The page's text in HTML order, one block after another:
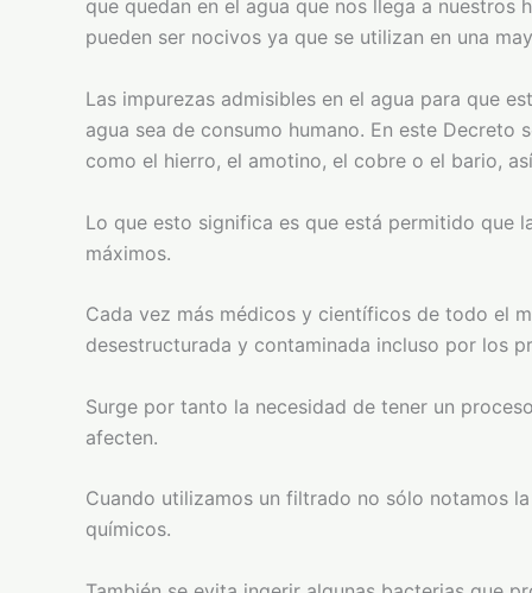
que quedan en el agua que nos llega a
pueden ser nocivos ya que se utilizan en una
Las impurezas admisibles en el agua para que
agua sea de consumo humano. En este Decreto
como el hierro, el amotino, el cobre o el bario,
Lo que esto significa es que está permitido que
máximos.
Cada vez más médicos y científicos de todo el
desestructurada y contaminada incluso por los
Surge por tanto la necesidad de tener un
afecten.
Cuando utilizamos un filtrado no sólo notamos
químicos.